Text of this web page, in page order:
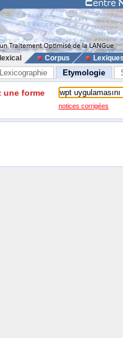
Corpus
Lexicographie Etymologie
une forme
notices corrigées